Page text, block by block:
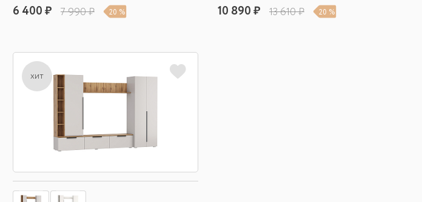
6 400 ₽ 7 990 ₽ 20 % 10 890 ₽ 13 610 ₽ 20 %
хит